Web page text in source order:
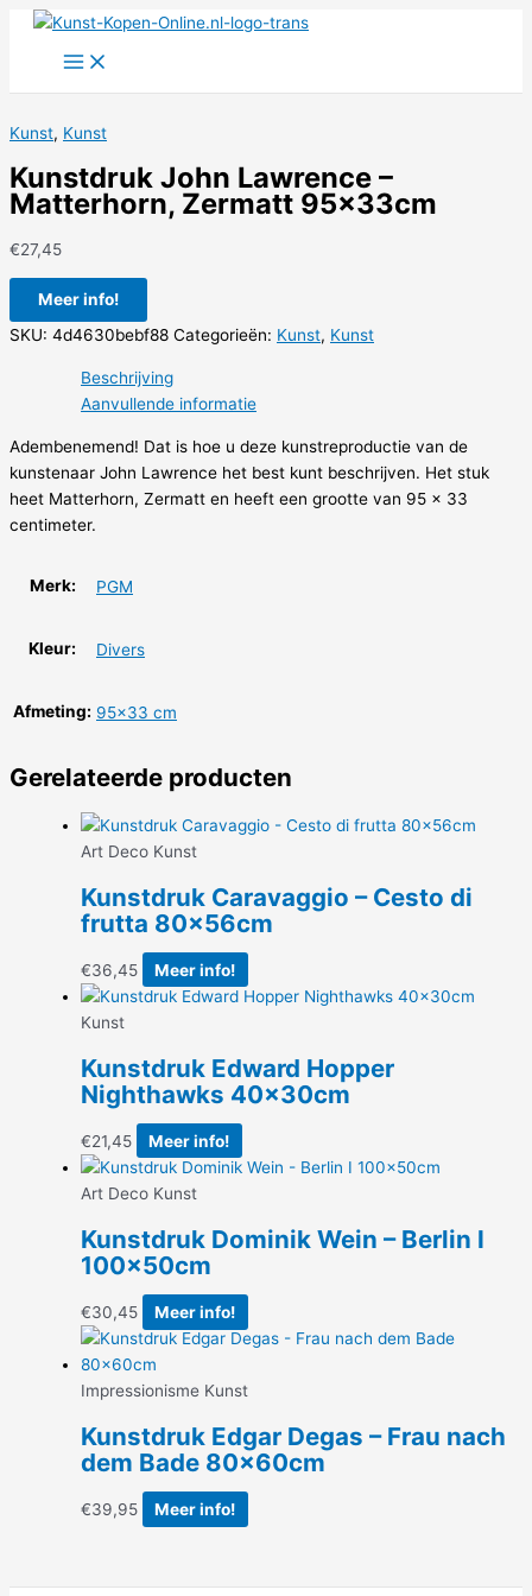
Kunst, Kunst
Kunstdruk John Lawrence –
Matterhorn, Zermatt 95x33cm
€27,45
Meer info!
SKU: 4d4630bebf88 Categorieën: Kunst, Kunst
Beschrijving
Aanvullende informatie
Adembenemend! Dat is hoe u deze kunstreproductie van de
kunstenaar John Lawrence het best kunt beschrijven. Het stuk
heet Matterhorn, Zermatt en heeft een grootte van 95 x 33
centimeter.
Merk: PGM
Kleur: Divers
Afmeting: 95×33 cm
Gerelateerde producten
Art Deco Kunst
Kunstdruk Caravaggio – Cesto di
frutta 80x56cm
€36,45 Meer info!
Kunst
Kunstdruk Edward Hopper
Nighthawks 40x30cm
€21,45 Meer info!
Art Deco Kunst
Kunstdruk Dominik Wein – Berlin I
100x50cm
€30,45 Meer info!
Impressionisme Kunst
Kunstdruk Edgar Degas – Frau nach
dem Bade 80x60cm
€39,95 Meer info!